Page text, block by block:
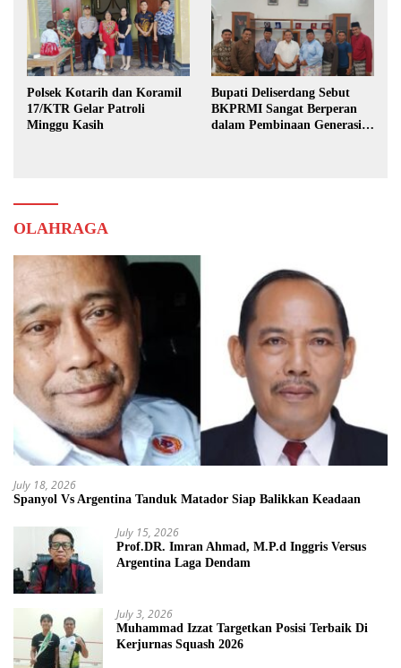
Polsek Kotarih dan Koramil
17/KTR Gelar Patroli
Minggu Kasih
Bupati Deliserdang Sebut
BKPRMI Sangat Berperan
dalam Pembinaan Generasi
OLAHRAGA
July 18, 2026
Spanyol Vs Argentina Tanduk Matador Siap Balikkan Keadaan
July 15, 2026
Prof.DR. Imran Ahmad, M.P.d Inggris Versus
Argentina Laga Dendam
July 3, 2026
Muhammad Izzat Targetkan Posisi Terbaik Di
Kerjurnas Squash 2026